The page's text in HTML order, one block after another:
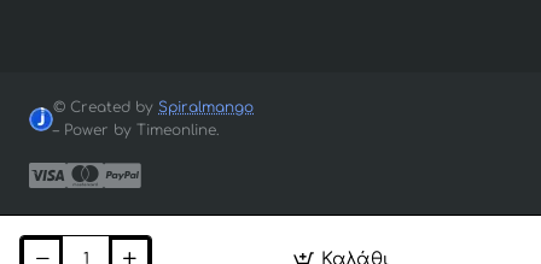
Καλάθι
© Created by Spiralmango
– Power by Timeonline.